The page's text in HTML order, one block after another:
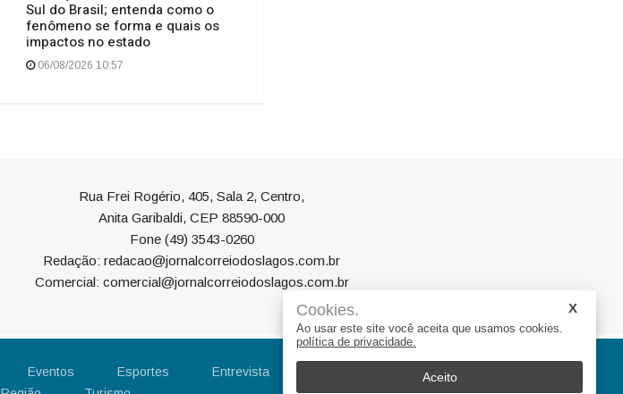
Sul do Brasil; entenda como o
fenômeno se forma e quais os
impactos no estado
06/08/2026 10:57
Rua Frei Rogério, 405, Sala 2, Centro,
Anita Garibaldi, CEP 88590-000
Fone (49) 3543-0260
Redação: redacao@jornalcorreiodoslagos.com.br
Comercial: comercial@jornalcorreiodoslagos.com.br
Eventos Esportes Entrevista
Educação
Cookies.
Ao usar este site você aceita que usamos cookies.
política de privacidade.
Aceito